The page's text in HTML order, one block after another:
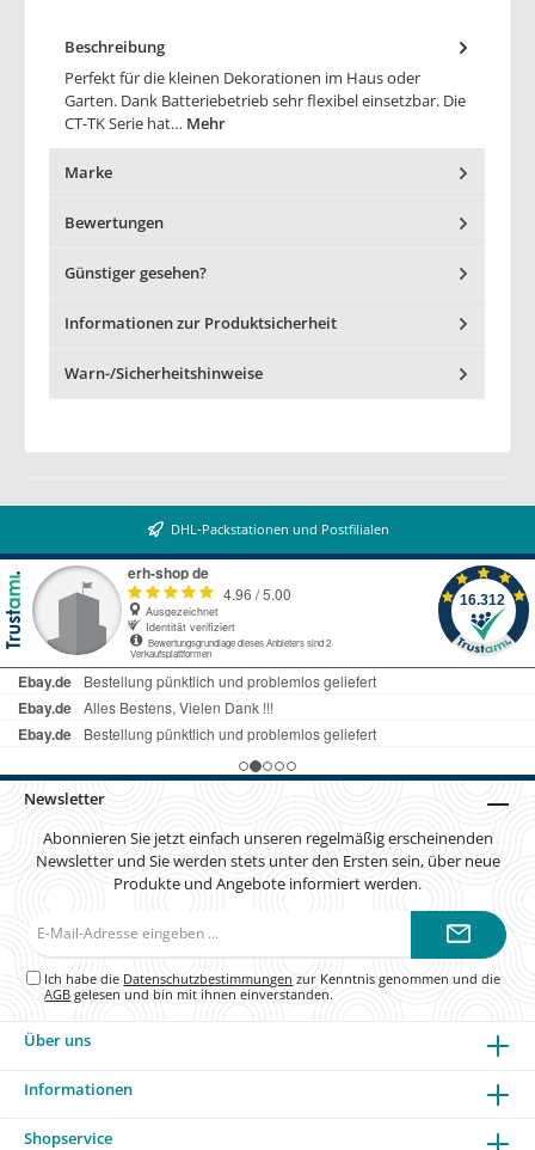
Beschreibung
Perfekt für die kleinen Dekorationen im Haus oder
Garten. Dank Batteriebetrieb sehr flexibel einsetzbar. Die
CT-TK Serie hat… Mehr
Marke
Bewertungen
Günstiger gesehen?
Informationen zur Produktsicherheit
Warn-/Sicherheitshinweise
DHL-Packstationen und Postfilialen
Newsletter
Abonnieren Sie jetzt einfach unseren regelmäßig erscheinenden
Newsletter und Sie werden stets unter den Ersten sein, über neue
Produkte und Angebote informiert werden.
Ich habe die Datenschutzbestimmungen zur Kenntnis genommen und die
AGB gelesen und bin mit ihnen einverstanden.
Über uns
Informationen
Shopservice